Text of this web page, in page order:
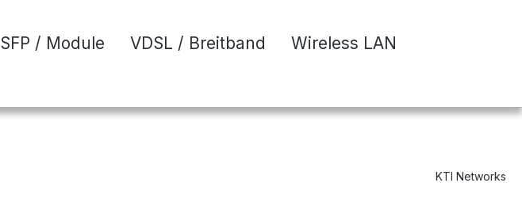
SFP / Module VDSL / Breitband Wireless LAN
KTI Networks